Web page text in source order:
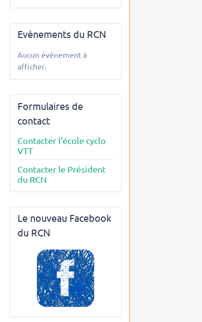
Evènements du RCN
Aucun évènement à
afficher.
Formulaires de
contact
Contacter l'école cyclo
VTT
Contacter le Président
du RCN
Le nouveau Facebook
du RCN